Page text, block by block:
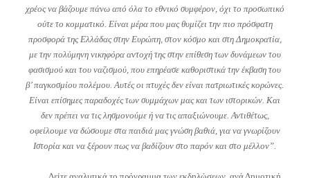
χρέος να βάζουμε πάνω από όλα το εθνικό συμφέρον, όχι το προσωπικό
ούτε το κομματικό. Είναι μέρα που μας θυμίζει την πιο πρόσφατη
προσφορά της Ελλάδας στην Ευρώπη, στον κόσμο και στη Δημοκρατία,
με την πολύμηνη νικηφόρα αντοχή της στην επίθεση των δυνάμεων του
φασισμού και του ναζισμού, που επηρέασε καθοριστικά την έκβαση του
β’ παγκοσμίου πολέμου. Αυτές οι πτυχές δεν είναι πατριωτικές κορώνες.
Είναι επίσημες παραδοχές των συμμάχων μας και των ιστορικών. Και
δεν πρέπει να τις λησμονούμε ή να τις απαξιώνουμε. Αντιθέτως,
οφείλουμε να δώσουμε στα παιδιά μας γνώση βαθιά, για να γνωρίζουν
Ιστορία και να ξέρουν πως να βαδίζουν στο παρόν και στο μέλλον”.